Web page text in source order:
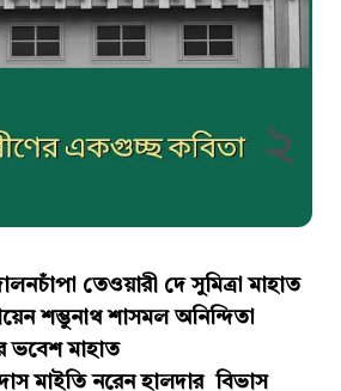
তেওয়ারী দে সুমিত্রা মাহাত
শম্ভুনাথ শাসমল অনিন্দিতা
মাহাত
মাইতি নরেন হালদার বিভাস